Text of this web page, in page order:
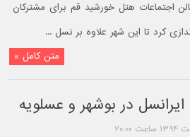
اجتماعات هتل خورشید قم برای مشترکان
کرد تا این شهر علاوه بر نسل ...
متن کامل »